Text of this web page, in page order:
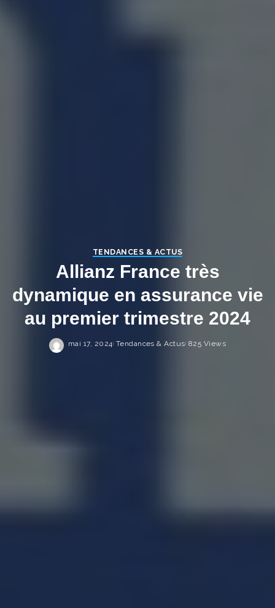
TENDANCES & ACTUS
Allianz France très
dynamique en assurance vie
au premier trimestre 2024
mai 17, 2024 Tendances & Actus 825 Views